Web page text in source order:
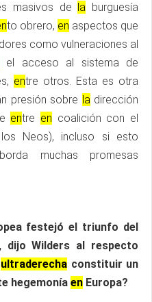
masivos de la burguesía
to obrero, en aspectos que
como vulneraciones al
el acceso al sistema de
entre otros. Esta es otra
presión sobre ladirección
entre en coalición con el
Neos), incluso si esto
muchas promesas
festejó el triunfo del
dijo Wilders al respecto
ultraderecha constituir un
hegemonía en Europa?